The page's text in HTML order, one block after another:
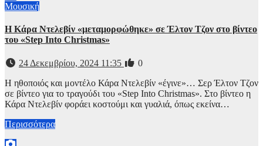
Μουσική
Η Κάρα Ντελεβίν «μεταμορφώθηκε» σε Έλτον Τζον στο βίντεο
του «Step Into Christmas»
24 Δεκεμβρίου, 2024 11:35
0
Η ηθοποιός και μοντέλο Κάρα Ντελεβίν «έγινε»… Σερ Έλτον Τζον
σε βίντεο για το τραγούδι του «Step Into Christmas». Στο βίντεο η
Κάρα Ντελεβίν φοράει κοστούμι και γυαλιά, όπως εκείνα…
Περισσότερα